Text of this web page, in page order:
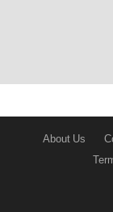
About Us